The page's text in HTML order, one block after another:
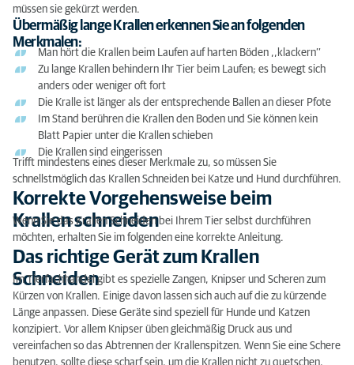
müssen sie gekürzt werden.
Übermäßig lange Krallen erkennen Sie an folgenden
Merkmalen:
Man hört die Krallen beim Laufen auf harten Böden ,,klackern’’
Zu lange Krallen behindern Ihr Tier beim Laufen; es bewegt sich
anders oder weniger oft fort
Die Kralle ist länger als der entsprechende Ballen an dieser Pfote
Im Stand berühren die Krallen den Boden und Sie können kein
Blatt Papier unter die Krallen schieben
Die Krallen sind eingerissen
Trifft mindestens eines dieser Merkmale zu, so müssen Sie
schnellstmöglich das Krallen Schneiden bei Katze und Hund durchführen.
Korrekte Vorgehensweise beim
Krallen schneiden
Wenn Sie das Krallen Schneiden bei Ihrem Tier selbst durchführen
möchten, erhalten Sie im folgenden eine korrekte Anleitung.
Das richtige Gerät zum Krallen
Schneiden
Im Tierfachhandel gibt es spezielle Zangen, Knipser und Scheren zum
Kürzen von Krallen. Einige davon lassen sich auch auf die zu kürzende
Länge anpassen. Diese Geräte sind speziell für Hunde und Katzen
konzipiert. Vor allem Knipser üben gleichmäßig Druck aus und
vereinfachen so das Abtrennen der Krallenspitzen. Wenn Sie eine Schere
benutzen, sollte diese scharf sein, um die Krallen nicht zu quetschen,